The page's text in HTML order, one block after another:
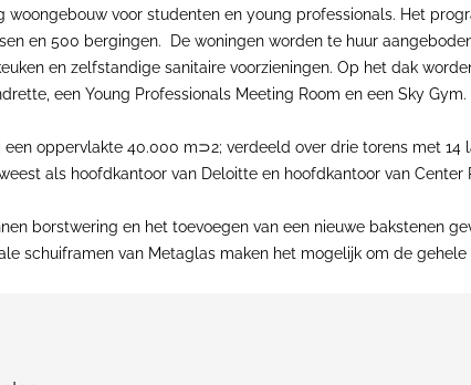
woongebouw voor studenten en young professionals. Het
en 500 bergingen. De woningen worden te huur
en zelfstandige sanitaire voorzieningen. Op het dak
een Young Professionals Meeting Room en een Sky
oppervlakte 40.000 m⊃2; verdeeld over drie torens met 14
als hoofdkantoor van Deloitte en hoofdkantoor van Center
borstwering en het toevoegen van een nieuwe bakstenen
schuiframen van Metaglas maken het mogelijk om de